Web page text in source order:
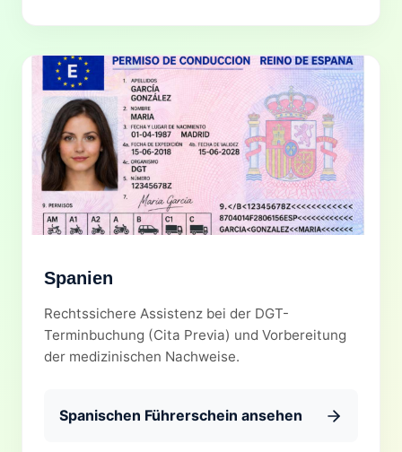
Spanien
Rechtssichere Assistenz bei der DGT-
Terminbuchung (Cita Previa) und Vorbereitung
der medizinischen Nachweise.
Spanischen Führerschein ansehen